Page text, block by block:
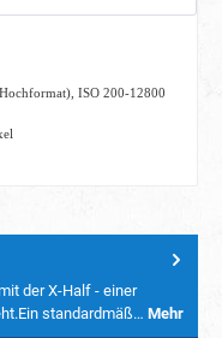
ISO 200-12800
der X-Half - einer
standardmäß… Mehr